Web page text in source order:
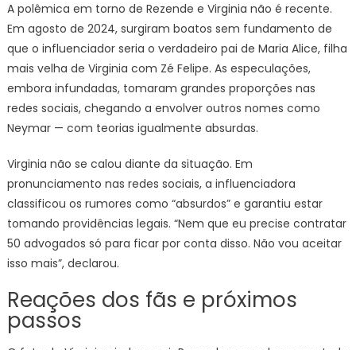
A polêmica em torno de Rezende e Virginia não é recente.
Em agosto de 2024, surgiram boatos sem fundamento de
que o influenciador seria o verdadeiro pai de Maria Alice, filha
mais velha de Virginia com Zé Felipe. As especulações,
embora infundadas, tomaram grandes proporções nas
redes sociais, chegando a envolver outros nomes como
Neymar — com teorias igualmente absurdas.
Virginia não se calou diante da situação. Em
pronunciamento nas redes sociais, a influenciadora
classificou os rumores como “absurdos” e garantiu estar
tomando providências legais. “Nem que eu precise contratar
50 advogados só para ficar por conta disso. Não vou aceitar
isso mais”, declarou.
Reações dos fãs e próximos
passos